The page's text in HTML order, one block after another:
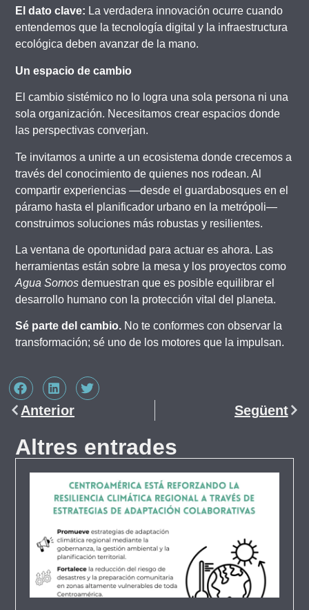
El dato clave: La verdadera innovación ocurre cuando
entendemos que la tecnología digital y la infraestructura
ecológica deben avanzar de la mano.
Un espacio de cambio
El cambio sistémico no lo logra una sola persona ni una
sola organización. Necesitamos crear espacios donde
las perspectivas converjan.
Te invitamos a unirte a un ecosistema donde crecemos a
través del conocimiento de quienes nos rodean. Al
compartir experiencias —desde el guardabosques en el
páramo hasta el planificador urbano en la metrópoli—
construimos soluciones más robustas y resilientes.
La ventana de oportunidad para actuar es ahora. Las
herramientas están sobre la mesa y los proyectos como
Agua Somos demuestran que es posible equilibrar el
desarrollo humano con la protección vital del planeta.
Sé parte del cambio. No te conformes con observar la
transformación; sé uno de los motores que la impulsan.
Anterior Següent
Altres entrades